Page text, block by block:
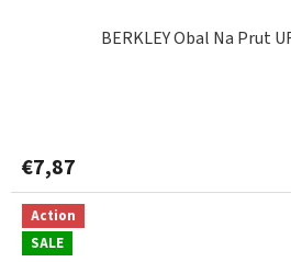
BERKLEY Obal Na Prut
€7,87
Action
SALE